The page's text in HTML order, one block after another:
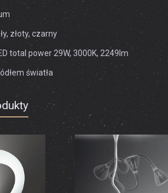
złoty, czarny
total power 29W, 3000K, 2249lm
światła